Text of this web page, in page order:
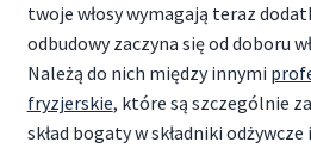
twoje włosy wymagają teraz
odbudowy zaczyna się od doboru
Należą do nich między innymi
fryzjerskie, które są szczególnie
skład bogaty w składniki